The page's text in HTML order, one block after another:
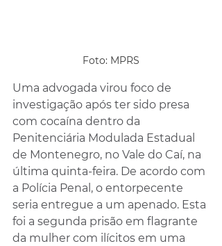
Foto: MPRS
Uma advogada virou foco de
investigação após ter sido presa
com cocaína dentro da
Penitenciária Modulada Estadual
de Montenegro, no Vale do Caí, na
última quinta-feira. De acordo com
a Polícia Penal, o entorpecente
seria entregue a um apenado. Esta
foi a segunda prisão em flagrante
da mulher com ilícitos em uma